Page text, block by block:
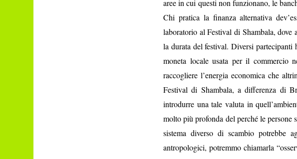
aree in cui questi non funzionano, le
Chi pratica la finanza alternativa
laboratorio al Festival di Shambala, dove
la durata del festival. Diversi
moneta locale usata per il
raccogliere l’energia economica che
Festival di Shambala, a differenza di
introdurre una tale valuta in
molto più profonda del perché le
sistema diverso di scambio potrebbe
antropologici, potremmo chiamarla